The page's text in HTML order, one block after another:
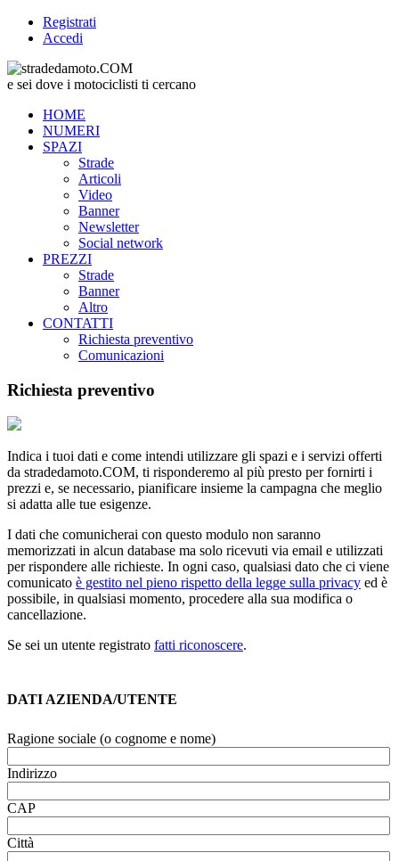
Registrati
Accedi
e sei dove i motociclisti ti cercano
HOME
NUMERI
SPAZI
Strade
Articoli
Video
Banner
Newsletter
Social network
PREZZI
Strade
Banner
Altro
CONTATTI
Richiesta preventivo
Comunicazioni
Richiesta preventivo
Indica i tuoi dati e come intendi utilizzare gli spazi e i servizi offerti
da stradedamoto.COM, ti risponderemo al più presto per fornirti i
prezzi e, se necessario, pianificare insieme la campagna che meglio
si adatta alle tue esigenze.
I dati che comunicherai con questo modulo non saranno
memorizzati in alcun database ma solo ricevuti via email e utilizzati
per rispondere alle richieste. In ogni caso, qualsiasi dato che ci viene
comunicato è gestito nel pieno rispetto della legge sulla privacy ed è
possibile, in qualsiasi momento, procedere alla sua modifica o
cancellazione.
Se sei un utente registrato fatti riconoscere.
DATI AZIENDA/UTENTE
Ragione sociale (o cognome e nome)
Indirizzo
CAP
Città